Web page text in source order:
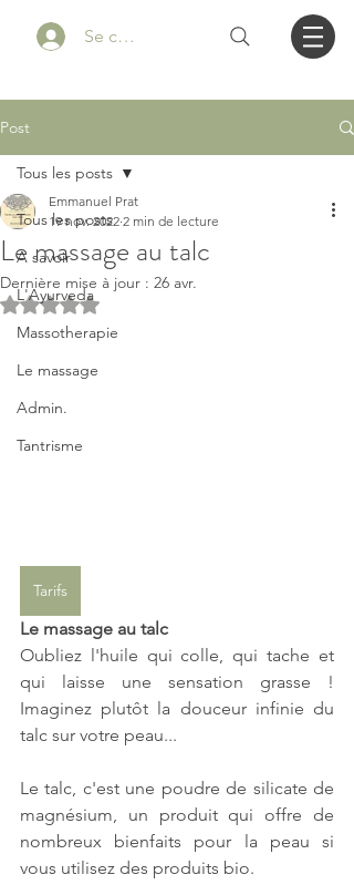
Se connecter
Post
Tous les posts
A savoir
L'Ayurveda
Massotherapie
Le massage
Admin.
Tantrisme
Tous les posts
Le massage au talc
Emmanuel Prat
19 nov. 2022 2 min de lecture
Dernière mise à jour : 26 avr.
Noté NaN étoiles sur 5.
Tarifs
Le massage au talc
Oubliez l'huile qui colle, qui tache et
qui laisse une sensation grasse !
Imaginez plutôt la douceur infinie du
talc sur votre peau...
Le talc, c'est une poudre de silicate de
magnésium, un produit qui offre de
nombreux bienfaits pour la peau si
vous utilisez des produits bio.